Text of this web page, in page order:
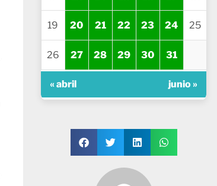
19 20 21 22 23 24 25
26 27 28 29 30 31
« abril junio »